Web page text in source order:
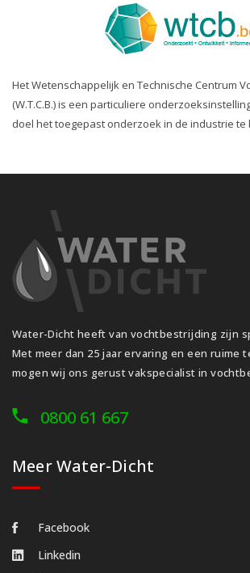
Het Wetenschappelijk en Technische Centrum
(W.T.C.B.) is een particuliere
doel het toegepast onderzoek in de industrie te
Water-Dicht heeft van vochtbestrijding zijn
Met meer dan 25 jaar ervaring en een ruime
mogen wij ons gerust vakspecialist in
0800 61 667
Meer Water-Dicht
Facebook
Linkedin